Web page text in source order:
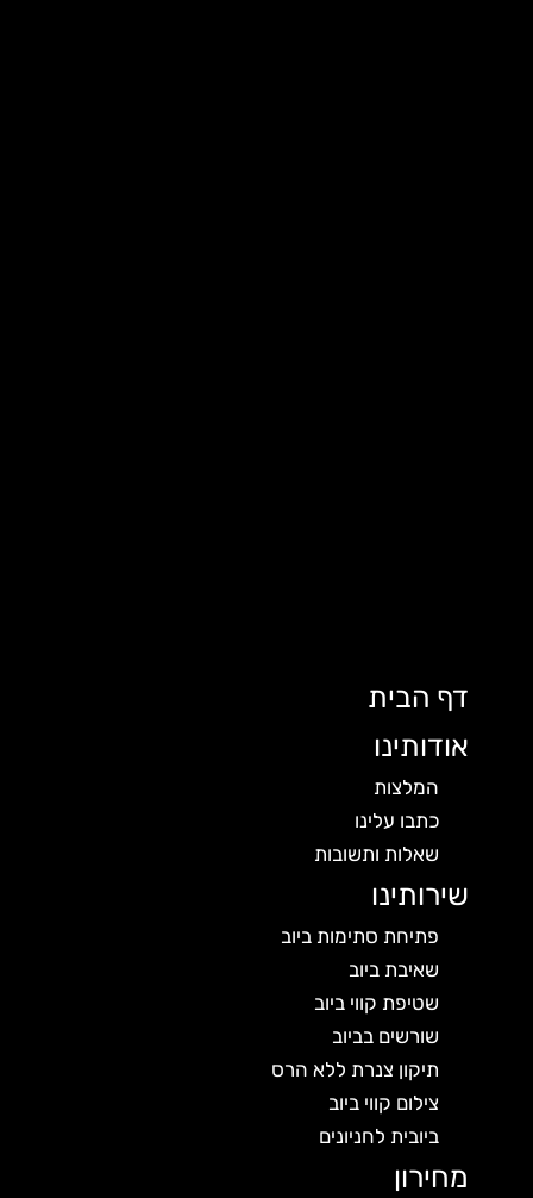
דף הבית
אודותינו
המלצות
כתבו עלינו
שאלות ותשובות
שירותינו
פתיחת סתימות ביוב
שאיבת ביוב
שטיפת קווי ביוב
שורשים בביוב
תיקון צנרת ללא הרס
צילום קווי ביוב
ביובית לחניונים
מחירון